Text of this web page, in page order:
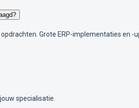
Grote ERP-implementaties en
specialisatie.